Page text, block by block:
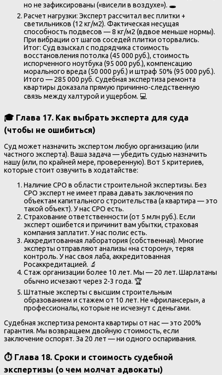
но не зафиксированы («висели в воздухе»). 🕳️
Расчет нагрузки: Эксперт рассчитал вес плитки +
светильников (12 кг/м2). Фактическая несущая
способность подвесов — 8 кг/м2 (вдвое меньше нормы).
При вибрации от шагов соседей плитки оторвались.
Итог: Суд взыскал с подрядчика стоимость
восстановления потолка (45 000 руб.), стоимость
испорченного ноутбука (95 000 руб.), компенсацию
морального вреда (50 000 руб.) и штраф 50% (95 000 руб.).
Итого — 285 000 руб. Судебная экспертиза ремонта
квартиры доказала прямую причинно-следственную
связь между халтурой и ущербом. 💻
🎓 Глава 17. Как выбрать эксперта для суда
(чтобы не ошибиться)
Суд может назначить экспертом любую организацию (или
частного эксперта). Ваша задача — убедить судью назначить
нашу (или, по крайней мере, проверенную). Вот 5 критериев,
которые стоит озвучить в ходатайстве:
Наличие СРО в области строительной экспертизы. Без
СРО эксперт не имеет права давать заключения по
объектам капитального строительства (а квартира — это
такой объект). У нас СРО есть.
Страхование ответственности (от 5 млн руб.). Если
эксперт ошибется и причинит вам убытки, страховая
компания заплатит. У нас полис есть.
Аккредитованная лаборатория (собственная). Многие
эксперты отправляют анализы «на сторону», теряя
контроль. У нас своя лаба, аккредитованная
Росаккредитацией. 🔬
Стаж организации более 10 лет. Мы — 20 лет. Шарлатаны
обычно исчезают через 2-3 года. 🏆
Штатные эксперты с высшим строительным
образованием и стажем от 10 лет. Не «фрилансеры», а
профессионалы, которые не исчезнут с деньгами.
Судебная экспертиза ремонта квартиры от нас — это 200%
гарантия. Мы возвращаем двойную стоимость, если
заключение оспорят. За 20 лет — ни одного оспаривания.
⏱️ Глава 18. Сроки и стоимость судебной
экспертизы (о чем молчат адвокаты)